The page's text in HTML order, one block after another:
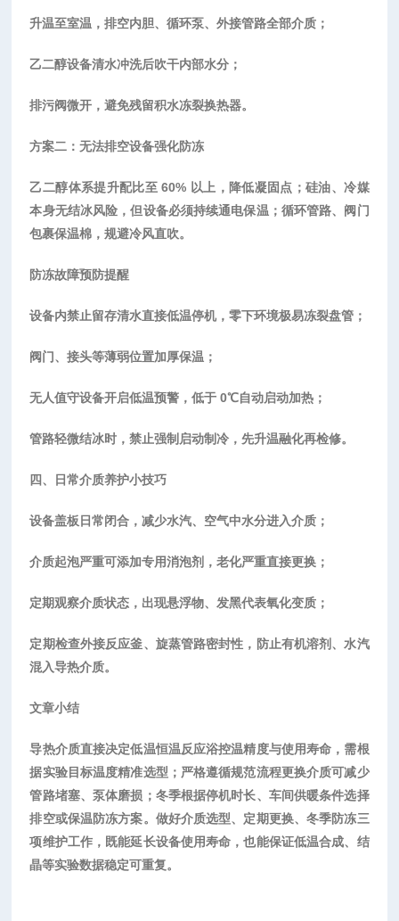
升温至室温，排空内胆、循环泵、外接管路全部介质；
乙二醇设备清水冲洗后吹干内部水分；
排污阀微开，避免残留积水冻裂换热器。
方案二：无法排空设备强化防冻
乙二醇体系提升配比至 60% 以上，降低凝固点；硅油、冷媒
本身无结冰风险，但设备必须持续通电保温；循环管路、阀门
包裹保温棉，规避冷风直吹。
防冻故障预防提醒
设备内禁止留存清水直接低温停机，零下环境极易冻裂盘管；
阀门、接头等薄弱位置加厚保温；
无人值守设备开启低温预警，低于 0℃自动启动加热；
管路轻微结冰时，禁止强制启动制冷，先升温融化再检修。
四、日常介质养护小技巧
设备盖板日常闭合，减少水汽、空气中水分进入介质；
介质起泡严重可添加专用消泡剂，老化严重直接更换；
定期观察介质状态，出现悬浮物、发黑代表氧化变质；
定期检查外接反应釜、旋蒸管路密封性，防止有机溶剂、水汽
混入导热介质。
文章小结
导热介质直接决定低温恒温反应浴控温精度与使用寿命，需根
据实验目标温度精准选型；严格遵循规范流程更换介质可减少
管路堵塞、泵体磨损；冬季根据停机时长、车间供暖条件选择
排空或保温防冻方案。做好介质选型、定期更换、冬季防冻三
项维护工作，既能延长设备使用寿命，也能保证低温合成、结
晶等实验数据稳定可重复。